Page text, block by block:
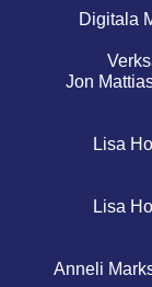
Digitala
Jon
Lisa
Lisa
Anneli